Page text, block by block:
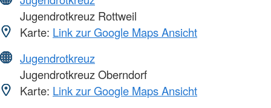
Jugendrotkreuz Rottweil
Karte: Link zur Google Maps Ansicht
Jugendrotkreuz
Jugendrotkreuz Oberndorf
Karte: Link zur Google Maps Ansicht